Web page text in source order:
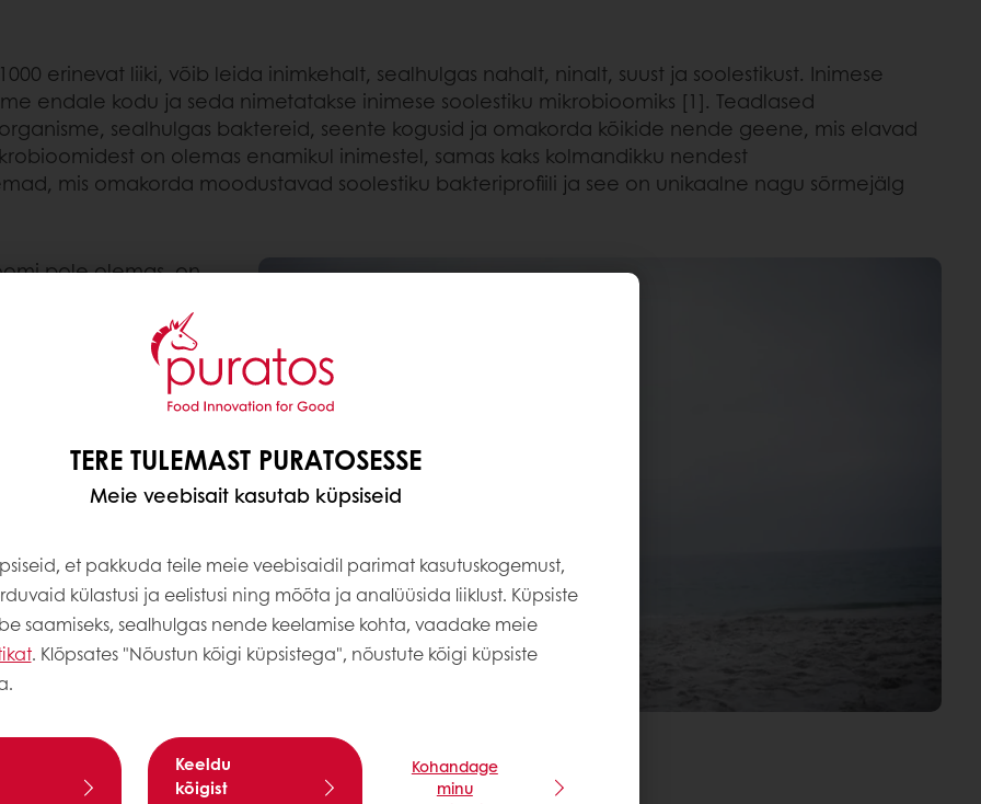
erinevat liiki, võib leida inimkehalt, sealhulgas nahalt, ninalt, suust ja soolestikust. Inimese
endale kodu ja seda nimetatakse inimese soolestiku mikrobioomiks [1]. Teadlased
sealhulgas baktereid, seente kogusid ja omakorda kõikide nende geene, mis elavad
on olemas enamikul inimestel, samas kaks kolmandikku nendest
mis omakorda moodustavad soolestiku bakteriprofiili ja see on unikaalne nagu sõrmejälg
pole olemas, on
mikrobioom on
on seotud
jagu “häid”
ja “halbu” baktereid
mõlemad -
tihedus
arv soolestikus)
toitumine ja
ja teised
mitte ainult
toidutalumatus,
[4], aga on ka
veel mõned aastad
nagu diabeet, vaimse
immuunsuse
TERE TULEMAST PURATOSESSE
Meie veebisait kasutab küpsiseid
et pakkuda teile meie veebisaidil parimat kasutuskogemust,
külastusi ja eelistusi ning mõõta ja analüüsida liiklust. Küpsiste
saamiseks, sealhulgas nende keelamise kohta, vaadake meie
. Klõpsates "Nõustun kõigi küpsistega", nõustute kõigi küpsiste
Keeldu
kõigist
Kohandage
minu